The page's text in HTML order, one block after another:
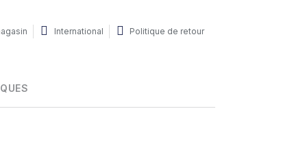
International Politique de retour